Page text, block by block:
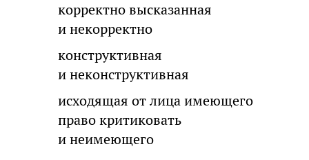
корректно высказанная
и некорректно
конструктивная
и неконструктивная
исходящая от лица имеющего
право критиковать
и неимеющего